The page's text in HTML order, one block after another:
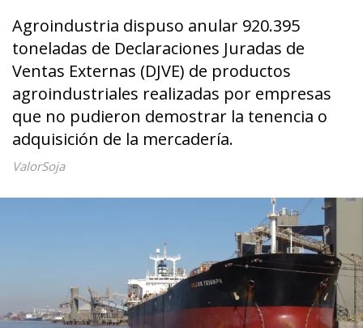
Agroindustria dispuso anular 920.395
toneladas de Declaraciones Juradas de
Ventas Externas (DJVE) de productos
agroindustriales realizadas por empresas
que no pudieron demostrar la tenencia o
adquisición de la mercadería.
ValorSoja